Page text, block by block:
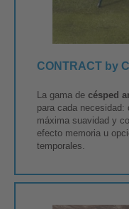
CONTRACT by
La gama de césped
para cada
máxima suavidad y
efecto memoria u
temporales.